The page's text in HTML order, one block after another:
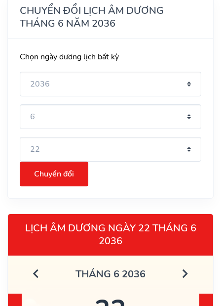
CHUYỂN ĐỔI LỊCH ÂM DƯƠNG
THÁNG 6 NĂM 2036
Chọn ngày dương lịch bất kỳ
Chuyển đổi
LỊCH ÂM DƯƠNG NGÀY 22 THÁNG 6
2036
THÁNG 6 2036